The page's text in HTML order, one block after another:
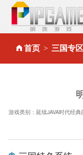
首页 三国专区
游戏类别：延续JAVA时代经